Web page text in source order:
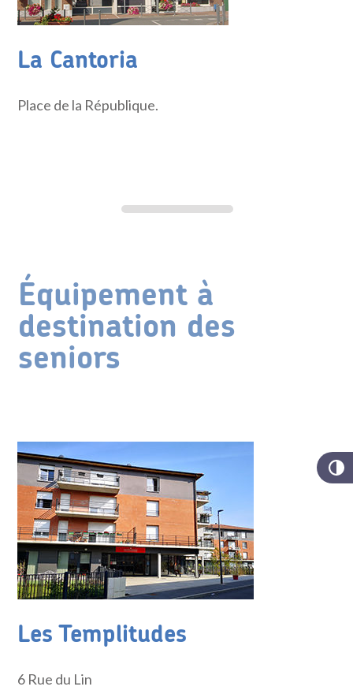
La Cantoria
Place de la République.
Équipement à
destination des
seniors
Les Templitudes
6 Rue du Lin